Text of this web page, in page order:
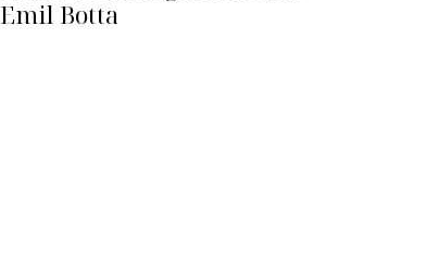
Emil Botta